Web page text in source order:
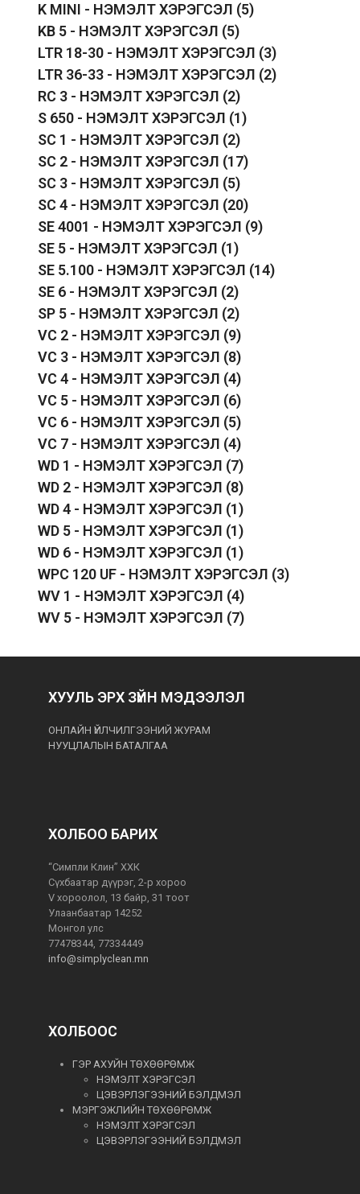
K MINI - НЭМЭЛТ ХЭРЭГСЭЛ (5)
KB 5 - НЭМЭЛТ ХЭРЭГСЭЛ (5)
LTR 18-30 - НЭМЭЛТ ХЭРЭГСЭЛ (3)
LTR 36-33 - НЭМЭЛТ ХЭРЭГСЭЛ (2)
RC 3 - НЭМЭЛТ ХЭРЭГСЭЛ (2)
S 650 - НЭМЭЛТ ХЭРЭГСЭЛ (1)
SC 1 - НЭМЭЛТ ХЭРЭГСЭЛ (2)
SC 2 - НЭМЭЛТ ХЭРЭГСЭЛ (17)
SC 3 - НЭМЭЛТ ХЭРЭГСЭЛ (5)
SC 4 - НЭМЭЛТ ХЭРЭГСЭЛ (20)
SE 4001 - НЭМЭЛТ ХЭРЭГСЭЛ (9)
SE 5 - НЭМЭЛТ ХЭРЭГСЭЛ (1)
SE 5.100 - НЭМЭЛТ ХЭРЭГСЭЛ (14)
SE 6 - НЭМЭЛТ ХЭРЭГСЭЛ (2)
SP 5 - НЭМЭЛТ ХЭРЭГСЭЛ (2)
VC 2 - НЭМЭЛТ ХЭРЭГСЭЛ (9)
VC 3 - НЭМЭЛТ ХЭРЭГСЭЛ (8)
VC 4 - НЭМЭЛТ ХЭРЭГСЭЛ (4)
VC 5 - НЭМЭЛТ ХЭРЭГСЭЛ (6)
VC 6 - НЭМЭЛТ ХЭРЭГСЭЛ (5)
VC 7 - НЭМЭЛТ ХЭРЭГСЭЛ (4)
WD 1 - НЭМЭЛТ ХЭРЭГСЭЛ (7)
WD 2 - НЭМЭЛТ ХЭРЭГСЭЛ (8)
WD 4 - НЭМЭЛТ ХЭРЭГСЭЛ (1)
WD 5 - НЭМЭЛТ ХЭРЭГСЭЛ (1)
WD 6 - НЭМЭЛТ ХЭРЭГСЭЛ (1)
WPC 120 UF - НЭМЭЛТ ХЭРЭГСЭЛ (3)
WV 1 - НЭМЭЛТ ХЭРЭГСЭЛ (4)
WV 5 - НЭМЭЛТ ХЭРЭГСЭЛ (7)
ХУУЛЬ ЭРХ ЗҮЙН МЭДЭЭЛЭЛ
ОНЛАЙН ҮЙЛЧИЛГЭЭНИЙ ЖУРАМ
НУУЦЛАЛЫН БАТАЛГАА
ХОЛБОО БАРИХ
“Симпли Клин” ХХК
Сүхбаатар дүүрэг, 2-р хороо
V хороолол, 13 байр, 31 тоот
Улаанбаатар 14252
Монгол улс
77478344, 77334449
info@simplyclean.mn
ХОЛБООС
ГЭР АХУЙН ТӨХӨӨРӨМЖ
НЭМЭЛТ ХЭРЭГСЭЛ
ЦЭВЭРЛЭГЭЭНИЙ БЭЛДМЭЛ
МЭРГЭЖЛИЙН ТӨХӨӨРӨМЖ
НЭМЭЛТ ХЭРЭГСЭЛ
ЦЭВЭРЛЭГЭЭНИЙ БЭЛДМЭЛ